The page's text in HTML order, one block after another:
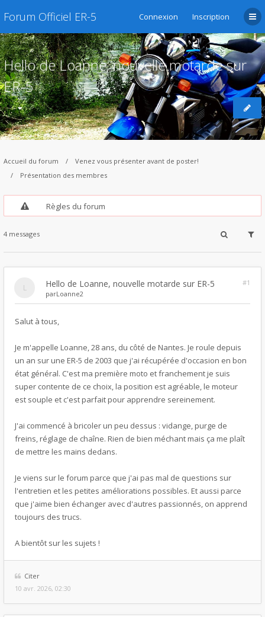
Forum Officiel ER-5 Connexion Inscription
Hello de Loanne, nouvelle motarde sur
ER-5
Accueil du forum
Venez vous présenter avant de poster!
Présentation des membres
Règles du forum
4 messages
Hello de Loanne, nouvelle motarde sur ER-5
#1
parLoanne2
Salut à tous,
Je m'appelle Loanne, 28 ans, du côté de Nantes. Je roule depuis
un an sur une ER-5 de 2003 que j'ai récupérée d'occasion en bon
état général. C'est ma première moto et franchement je suis
super contente de ce choix, la position est agréable, le moteur
est souple et c'est parfait pour apprendre sereinement.
J'ai commencé à bricoler un peu dessus : vidange, purge de
freins, réglage de chaîne. Rien de bien méchant mais ça me plaît
de mettre les mains dedans.
Je viens sur le forum parce que j'ai pas mal de questions sur
l'entretien et les petites améliorations possibles. Et aussi parce
que j'aime bien échanger avec d'autres passionnés, on apprend
toujours des trucs.
A bientôt sur les sujets !
Citer
10 avr. 2026, 02:30